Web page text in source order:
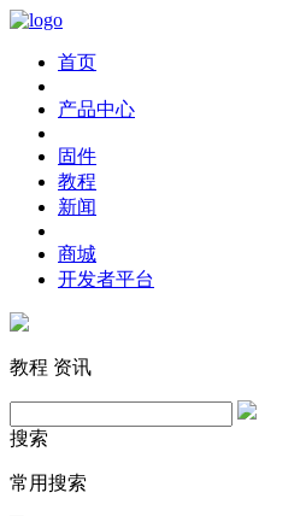
首页
产品中心
固件
教程
新闻
商城
开发者平台
教程 资讯
搜索
常用搜索